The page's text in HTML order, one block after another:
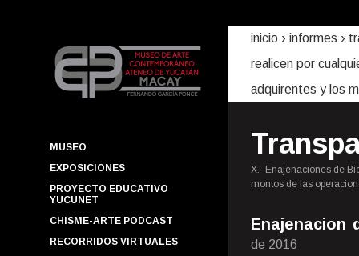
MUSEO
EXPOSICIONES
PROYECTO EDUCATIVO
YUCUNET
CHISME-ARTE PODCAST
RECORRIDOS VIRTUALES
inicio › informes ›
realicen por
adquirentes y los
X.- Enajenaciones de
montos de las
Enajenacion
de 2016